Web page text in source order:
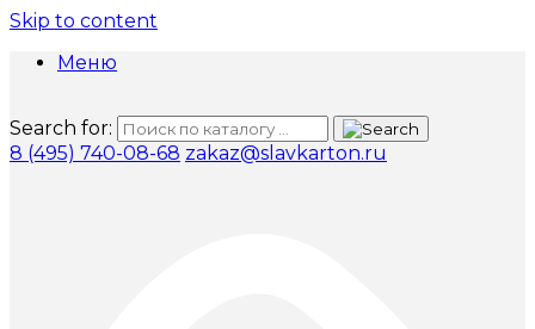
Skip to content
Меню
Search for:
8 (495) 740-08-68 zakaz@slavkarton.ru